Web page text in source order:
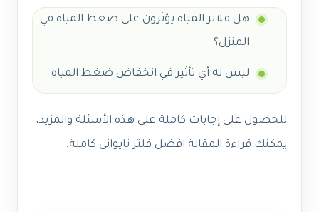
هل فلاتر المياه يؤثرون على ضغط المياه في
المنزل؟
ليس له أي تأثير في انخفاض ضغط المياه
للحصول على إجابات كاملة على هذه الأسئلة والمزيد،
يمكنك قراءة المقالة افضل فلتر تايواني كاملة.